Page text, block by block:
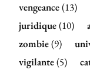
vengeance(13)
juridique(10)
zombie(9)
vigilante(5)